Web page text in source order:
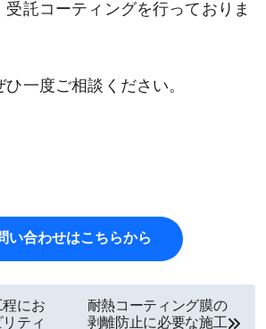
受託コーティングを行っておりま
一度ご相談ください。
い合わせはこちらから
程にお
ティ
耐熱コーティング膜の
剥離防止に必要な施工